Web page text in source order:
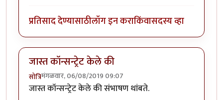
प्रतिसाद देण्यासाठीलॉग इन कराकिंवासदस्य व्हा
जास्त कॉन्सन्ट्रेट केले की
सोत्रिमंगळवार, 06/08/2019 09:07
जास्त कॉन्सन्ट्रेट केले की संभाषण थांबते.